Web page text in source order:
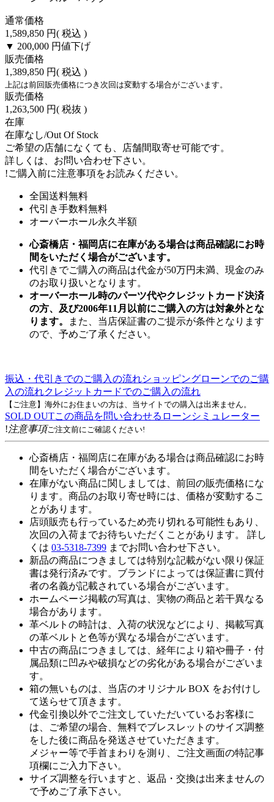
通常価格
1,589,850 円( 税込 )
▼ 200,000 円値下げ
販売価格
1,389,850 円( 税込 )
上記は前回販売価格につき次回は変動する場合がございます。
販売価格
1,263,500 円( 税抜 )
在庫
在庫なし/Out Of Stock
ご希望の店舗になくても、店舗間取寄せ可能です。
詳しくは、お問い合わせ下さい。
!ご購入前に注意事項をお読みください。
全国送料無料
代引き手数料無料
オーバーホール永久半額
心斎橋店・福岡店に在庫がある場合は商品確認にお時
間をいただく場合がございます。
代引きでご購入の商品は代金が50万円未満、現金のみ
のお取り扱いとなります。
オーバーホール時のパーツ代やクレジットカード決済
の方、及び2006年11月以前にご購入の方は対象外とな
ります。
また、当店保証書のご提示が条件となります
ので、予めご了承ください。
振込・代引きでのご購入の流れショッピングローンでのご購
入の流れクレジットカードでのご購入の流れ
【ご注意】海外にお住まいの方は、当サイトでの購入は出来ません。
SOLD OUTこの商品を問い合わせる ローンシミュレーター
!注意事項ご注文前にご確認ください!
心斎橋店・福岡店に在庫がある場合は商品確認にお時
間をいただく場合がございます。
在庫がない商品に関しましては、前回の販売価格にな
ります。商品のお取り寄せ時には、価格が変動するこ
とがあります。
店頭販売も行っているため売り切れる可能性もあり、
次回の入荷までお待ちいただくことがあります。 詳し
くは 03-5318-7399 までお問い合わせ下さい。
新品の商品につきましては特別な記載がない限り保証
書は発行済みです。ブランドによっては保証書に買付
者の名義が記載されている場合がございます。
ホームページ掲載の写真は、実物の商品と若干異なる
場合があります。
革ベルトの時計は、入荷の状況などにより、掲載写真
の革ベルトと色等が異なる場合がございます。
中古の商品につきましては、経年により箱や冊子・付
属品類に凹みや破損などの劣化がある場合がございま
す。
箱の無いものは、当店のオリジナル BOX をお付けし
て送らせて頂きます。
代金引換以外でご注文していただいているお客様に
は、ご希望の場合、無料でブレスレットのサイズ調整
をした後に商品を発送させていただきます。
メジャー等で手首まわりを測り、ご注文画面の特記事
項欄にご入力下さい。
サイズ調整を行いますと、返品・交換は出来ませんの
で予めご了承下さい。